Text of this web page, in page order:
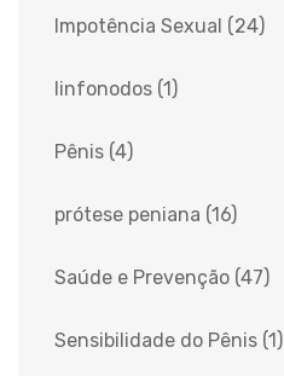
Impotência Sexual (24)
linfonodos (1)
Pênis (4)
prótese peniana (16)
Saúde e Prevenção (47)
Sensibilidade do Pênis (1)